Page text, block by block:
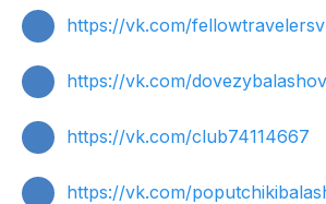
https://vk.com/
https://vk.com/dovezybalashov
https://vk.com/club74114667
https://vk.com/